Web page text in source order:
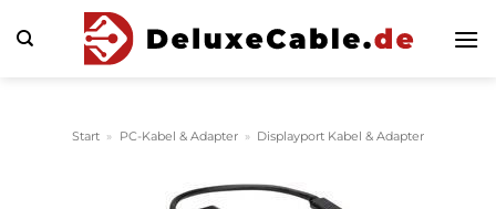
Inhalt
Start » PC-Kabel & Adapter » Displayport Kabel & Adapter